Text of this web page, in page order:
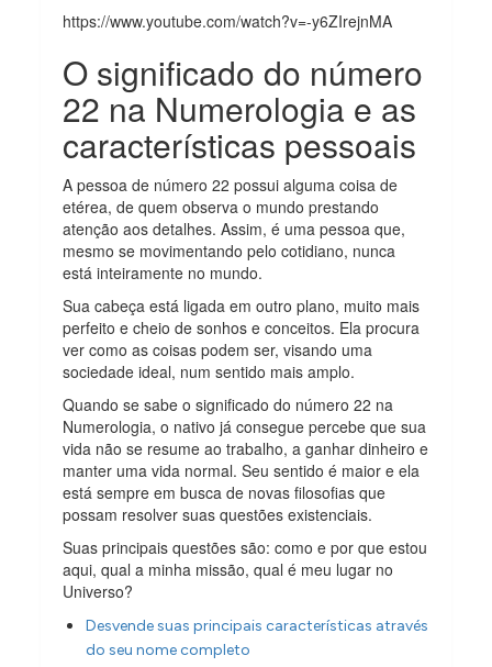
https://www.youtube.com/watch?v=-y6ZIrejnMA
O significado do número
22 na Numerologia e as
características pessoais
A pessoa de número 22 possui alguma coisa de
etérea, de quem observa o mundo prestando
atenção aos detalhes. Assim, é uma pessoa que,
mesmo se movimentando pelo cotidiano, nunca
está inteiramente no mundo.
Sua cabeça está ligada em outro plano, muito mais
perfeito e cheio de sonhos e conceitos. Ela procura
ver como as coisas podem ser, visando uma
sociedade ideal, num sentido mais amplo.
Quando se sabe o significado do número 22 na
Numerologia, o nativo já consegue percebe que sua
vida não se resume ao trabalho, a ganhar dinheiro e
manter uma vida normal. Seu sentido é maior e ela
está sempre em busca de novas filosofias que
possam resolver suas questões existenciais.
Suas principais questões são: como e por que estou
aqui, qual a minha missão, qual é meu lugar no
Universo?
Desvende suas principais características através
do seu nome completo